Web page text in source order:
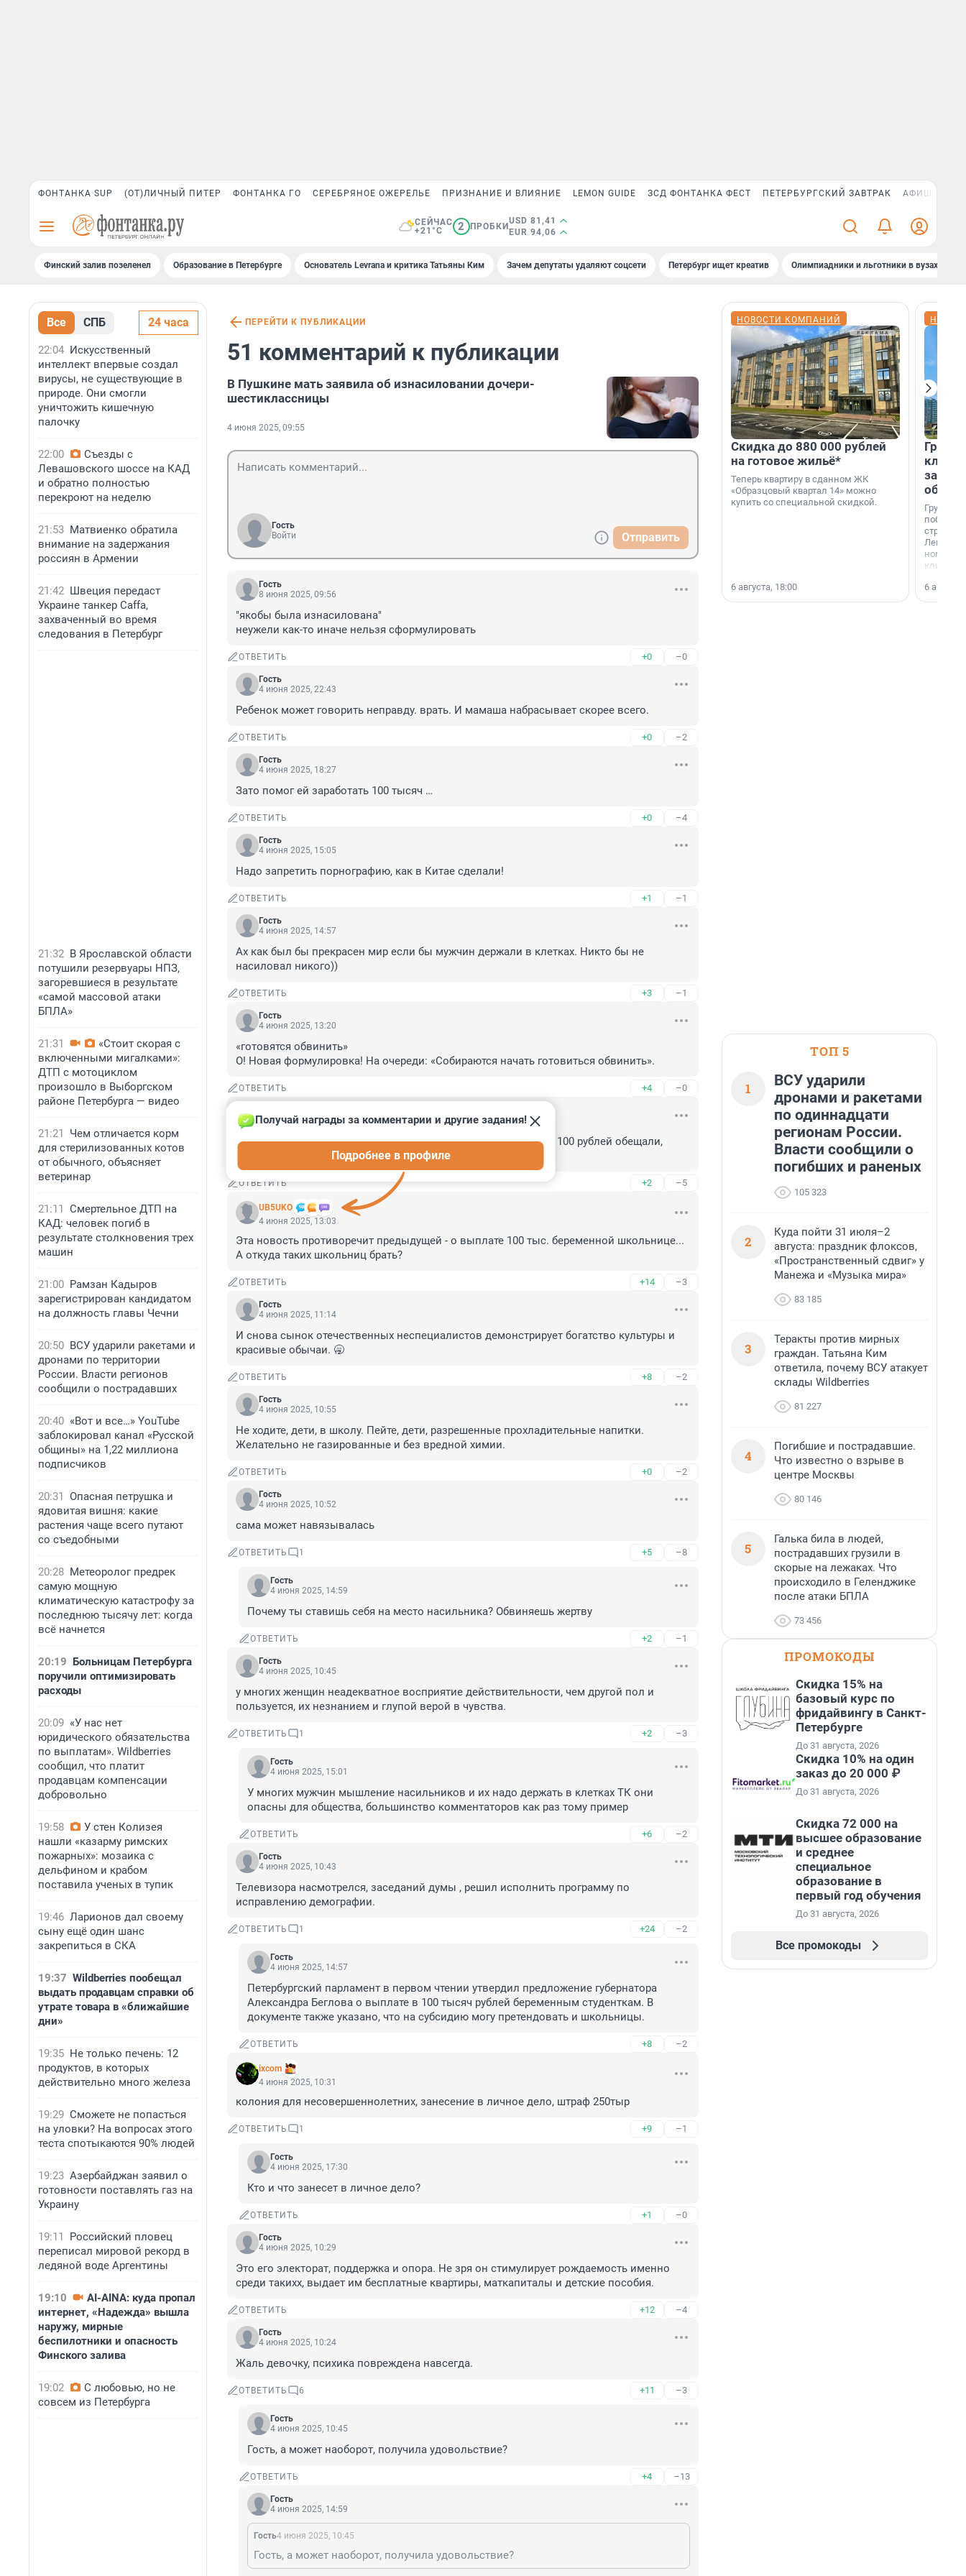
ФОНТАНКА SUP (ОТ)ЛИЧНЫЙ ПИТЕР ФОНТАНКА ГО СЕРЕБРЯНОЕ ОЖЕРЕЛЬЕ ПРИЗНАНИЕ И ВЛИЯНИЕ LEMON GUIDE ЗСД ФОНТАНКА ФЕСТ ПЕТЕРБУРГСКИЙ ЗАВТРАК АФИША PLUS
СЕЙЧАС
+21°C
2 ПРОБКИ
USD 81,41
EUR 94,06
Финский залив позеленел Образование в Петербурге Основатель Levrana и критика Татьяны Ким Зачем депутаты удаляют соцсети Петербург ищет креатив Олимпиадники и льготники в вузах СПб
Все СПБ 24 часа
22:04 Искусственный
интеллект впервые создал
вирусы, не существующие в
природе. Они смогли
уничтожить кишечную
палочку
22:00
Съезды с
Левашовского шоссе на КАД
и обратно полностью
перекроют на неделю
21:53 Матвиенко обратила
внимание на задержания
россиян в Армении
21:42 Швеция передаст
Украине танкер Caffa,
захваченный во время
следования в Петербург
21:32 В Ярославской области
потушили резервуары НПЗ,
загоревшиеся в результате
«самой массовой атаки
БПЛА»
21:31
«Стоит скорая с
включенными мигалками»:
ДТП с мотоциклом
произошло в Выборгском
районе Петербурга — видео
21:21
Чем отличается корм
для стерилизованных котов
от обычного, объясняет
ветеринар
21:11 Смертельное ДТП на
КАД: человек погиб в
результате столкновения трех
машин
21:00 Рамзан Кадыров
зарегистрирован кандидатом
на должность главы Чечни
20:50 ВСУ ударили ракетами и
дронами по территории
России. Власти регионов
сообщили о пострадавших
20:40 «Вот и все…» YouTube
заблокировал канал «Русской
общины» на 1,22 миллиона
подписчиков
20:31 Опасная петрушка и
ядовитая вишня: какие
растения чаще всего путают
со съедобными
20:28 Метеоролог предрек
самую мощную
климатическую катастрофу за
последнюю тысячу лет: когда
всё начнется
20:19 Больницам Петербурга
поручили оптимизировать
расходы
20:09 «У нас нет
юридического обязательства
по выплатам». Wildberries
сообщил, что платит
продавцам компенсации
добровольно
19:58
У стен Колизея
нашли «казарму римских
пожарных»: мозаика с
дельфином и крабом
поставила ученых в тупик
19:46 Ларионов дал своему
сыну ещё один шанс
закрепиться в СКА
19:37 Wildberries пообещал
выдать продавцам справки об
утрате товара в «ближайшие
дни»
19:35 Не только печень: 12
продуктов, в которых
действительно много железа
19:29 Сможете не попасться
на уловки? На вопросах этого
теста спотыкаются 90% людей
19:23 Азербайджан заявил о
готовности поставлять газ на
Украину
19:11
Российский пловец
переписал мировой рекорд в
ледяной воде Аргентины
19:10
AI-AINA: куда пропал
интернет, «Надежда» вышла
наружу, мирные
беспилотники и опасность
Финского залива
19:02
С любовью, но не
совсем из Петербурга
ПЕРЕЙТИ К ПУБЛИКАЦИИ
51 комментарий к публикации
В Пушкине мать заявила об изнасиловании дочери-
шестиклассницы
4 июня 2025, 09:55
Гость
Войти
Отправить
Гость
8 июня 2025, 09:56
"якобы была изнасилована"
неужели как-то иначе нельзя сформулировать
ОТВЕТИТЬ +0 –0
Гость
4 июня 2025, 22:43
Ребенок может говорить неправду. врать. И мамаша набрасывает скорее всего.
ОТВЕТИТЬ +0 –2
Гость
4 июня 2025, 18:27
Зато помог ей заработать 100 тысяч …
ОТВЕТИТЬ +0 –4
Гость
4 июня 2025, 15:05
Надо запретить порнографию, как в Китае сделали!
ОТВЕТИТЬ +1 –1
Гость
4 июня 2025, 14:57
Ах как был бы прекрасен мир если бы мужчин держали в клетках. Никто бы не
насиловал никого))
ОТВЕТИТЬ +3 –1
Гость
4 июня 2025, 13:20
«готовятся обвинить»
О! Новая формулировка! На очереди: «Собираются начать готовиться обвинить».
ОТВЕТИТЬ +4 –0
4 июня 2025, 13:04
Стимулировал рождаемость возможно, ведь школьницам по 100 рублей обещали,
наглядная агитация, или я чего-то не поняла
ОТВЕТИТЬ +2 –5
UB5UKO
Получай награды за комментарии и другие задания!
Подробнее в профиле
4 июня 2025, 13:03
Эта новость противоречит предыдущей - о выплате 100 тыс. беременной школьнице...
А откуда таких школьниц брать?
ОТВЕТИТЬ +14 –3
Гость
4 июня 2025, 11:14
И снова сынок отечественных неспециалистов демонстрирует богатство культуры и
красивые обычаи. 🥱
ОТВЕТИТЬ +8 –2
Гость
4 июня 2025, 10:55
Не ходите, дети, в школу. Пейте, дети, разрешенные прохладительные напитки.
Желательно не газированные и без вредной химии.
ОТВЕТИТЬ +0 –2
Гость
4 июня 2025, 10:52
сама может навязывалась
ОТВЕТИТЬ 1 +5 –8
Гость
4 июня 2025, 14:59
Почему ты ставишь себя на место насильника? Обвиняешь жертву
ОТВЕТИТЬ +2 –1
Гость
4 июня 2025, 10:45
у многих женщин неадекватное восприятие действительности, чем другой пол и
пользуется, их незнанием и глупой верой в чувства.
ОТВЕТИТЬ 1 +2 –3
Гость
4 июня 2025, 15:01
У многих мужчин мышление насильников и их надо держать в клетках ТК они
опасны для общества, большинство комментаторов как раз тому пример
ОТВЕТИТЬ +6 –2
Гость
4 июня 2025, 10:43
Телевизора насмотрелся, заседаний думы , решил исполнить программу по
исправлению демографии.
ОТВЕТИТЬ 1 +24 –2
Гость
4 июня 2025, 14:57
Петербургский парламент в первом чтении утвердил предложение губернатора
Александра Беглова о выплате в 100 тысяч рублей беременным студенткам. В
документе также указано, что на субсидию могу претендовать и школьницы.
ОТВЕТИТЬ +8 –2
ixcom
4 июня 2025, 10:31
колония для несовершеннолетних, занесение в личное дело, штраф 250тыр
ОТВЕТИТЬ 1 +9 –1
Гость
4 июня 2025, 17:30
Кто и что занесет в личное дело?
ОТВЕТИТЬ +1 –0
Гость
4 июня 2025, 10:29
Это его электорат, поддержка и опора. Не зря он стимулирует рождаемость именно
среди такихх, выдает им бесплатные квартиры, маткапиталы и детские пособия.
ОТВЕТИТЬ +12 –4
Гость
4 июня 2025, 10:24
Жаль девочку, психика повреждена навсегда.
ОТВЕТИТЬ 6 +11 –3
Гость
4 июня 2025, 10:45
Гость, а может наоборот, получила удовольствие?
ОТВЕТИТЬ +4 –13
Гость
4 июня 2025, 14:59
Гость4 июня 2025, 10:45
Гость, а может наоборот, получила удовольствие?
НОВОСТИ КОМПАНИЙ
Скидка до 880 000 рублей
на готовое жильё*
Теперь квартиру в сданном ЖК
«Образцовый квартал 14» можно
купить со специальной скидкой.
6 августа, 18:00
Группа
области».
6
ТОП 5
1
ВСУ ударили
дронами и ракетами
по одиннадцати
регионам России.
Власти сообщили о
погибших и раненых
105 323
2
Куда пойти 31 июля–2
августа: праздник флоксов,
«Пространственный сдвиг» у
Манежа и «Музыка мира»
83 185
3
Теракты против мирных
граждан. Татьяна Ким
ответила, почему ВСУ атакует
склады Wildberries
81 227
4
Погибшие и пострадавшие.
Что известно о взрыве в
центре Москвы
80 146
5
Галька била в людей,
пострадавших грузили в
скорые на лежаках. Что
происходило в Геленджике
после атаки БПЛА
73 456
ПРОМОКОДЫ
Скидка 15% на
базовый курс по
фридайвингу в Санкт-
Петербурге
До 31 августа, 2026
Скидка 10% на один
заказ до 20 000 ₽
До 31 августа, 2026
Скидка 72 000 на
высшее образование
и среднее
специальное
образование в
первый год обучения
До 31 августа, 2026
Все промокоды